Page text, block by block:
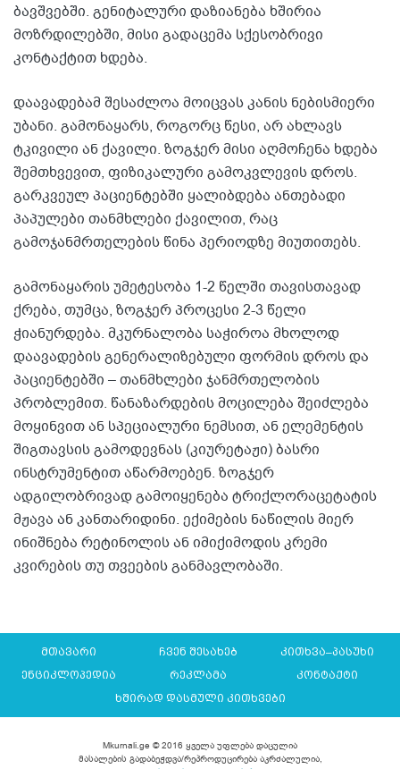
ბავშვებში. გენიტალური დაზიანება ხშირია
მოზრდილებში, მისი გადაცემა სქესობრივი
კონტაქტით ხდება.
დაავადებამ შესაძლოა მოიცვას კანის ნებისმიერი
უბანი. გამონაყარს, როგორც წესი, არ ახლავს
ტკივილი ან ქავილი. ზოგჯერ მისი აღმოჩენა ხდება
შემთხვევით, ფიზიკალური გამოკვლევის დროს.
გარკვეულ პაციენტებში ყალიბდება ანთებადი
პაპულები თანმხლები ქავილით, რაც
გამოჯანმრთელების წინა პერიოდზე მიუთითებს.
გამონაყარის უმეტესობა 1-2 წელში თავისთავად
ქრება, თუმცა, ზოგჯერ პროცესი 2-3 წელი
ჭიანურდება. მკურნალობა საჭიროა მხოლოდ
დაავადების გენერალიზებული ფორმის დროს და
პაციენტებში – თანმხლები ჯანმრთელობის
პრობლემით. წანაზარდების მოცილება შეიძლება
მოყინვით ან სპეციალური ნემსით, ან ელემენტის
შიგთავსის გამოდევნას (კიურეტაჟი) ბასრი
ინსტრუმენტით აწარმოებენ. ზოგჯერ
ადგილობრივად გამოიყენება ტრიქლორაცეტატის
მჟავა ან კანთარიდინი. ექიმების ნაწილის მიერ
ინიშნება რეტინოლის ან იმიქიმოდის კრემი
კვირების თუ თვეების განმავლობაში.
მთავარი ჩვენ შესახებ
კითხვა–პასუხი
ენციკლოპედია
რეკლამა
კონტაქტი
ხშირად დასმული კითხვები
Mkurnali.ge © 2016 ყველა უფლება დაცულია
მასალების გადაბეჭდვა/რეპროდუცირება აკრძალულია,